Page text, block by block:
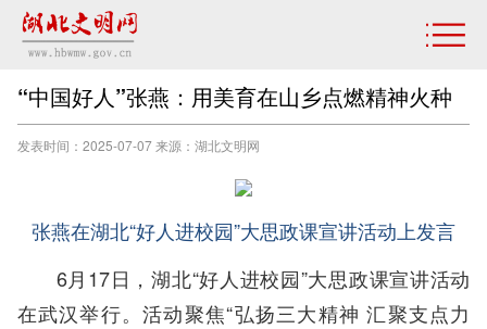
“中国好人”张燕：用美育在山乡点燃精神火种
发表时间：2025-07-07 来源：湖北文明网
张燕在湖北“好人进校园”大思政课宣讲活动上发言
6月17日，湖北“好人进校园”大思政课宣讲活动
在武汉举行。活动聚焦“弘扬三大精神 汇聚支点力